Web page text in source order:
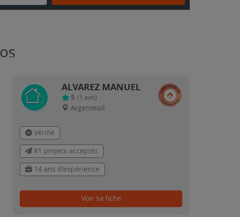
ALVAREZ MANUEL
5 (1 avis)
Argenteuil
Vérifié
81 projets acceptés
14 ans d'expérience
Voir sa fiche